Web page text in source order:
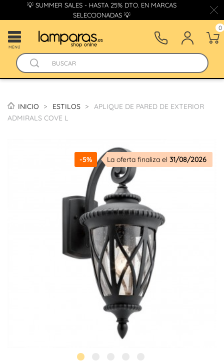
💡 SUMMER SALES - HASTA 25% DTO. EN MARCAS
SELECCIONADAS 💡
MENÚ
0
INICIO ESTILOS
APLIQUE DE PARED DE EXTERIOR
ADMIRALS COVE L
-5% La oferta finaliza el 31/08/2026